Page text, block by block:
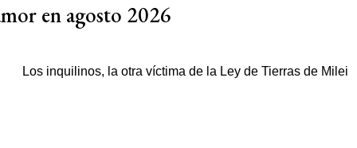
en agosto 2026